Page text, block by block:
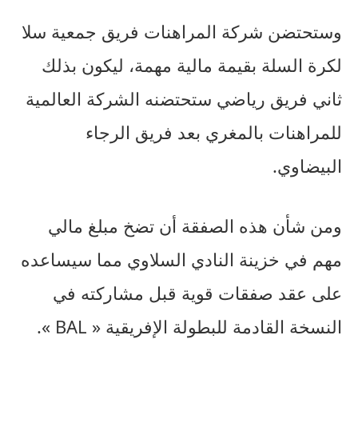
وستحتضن شركة المراهنات فريق جمعية سلا
لكرة السلة بقيمة مالية مهمة، ليكون بذلك
ثاني فريق رياضي ستحتضنه الشركة العالمية
للمراهنات بالمغري بعد فريق الرجاء
البيضاوي.
ومن شأن هذه الصفقة أن تضخ مبلغ مالي
مهم في خزينة النادي السلاوي مما سيساعده
على عقد صفقات قوية قبل مشاركته في
النسخة القادمة للبطولة الإفريقية « BAL ».